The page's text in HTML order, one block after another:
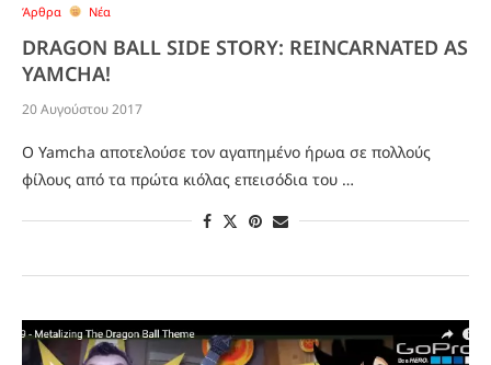
Άρθρα Νέα
DRAGON BALL SIDE STORY: REINCARNATED AS
YAMCHA!
20 Αυγούστου 2017
O Yamcha αποτελούσε τον αγαπημένο ήρωα σε πολλούς
φίλους από τα πρώτα κιόλας επεισόδια του …